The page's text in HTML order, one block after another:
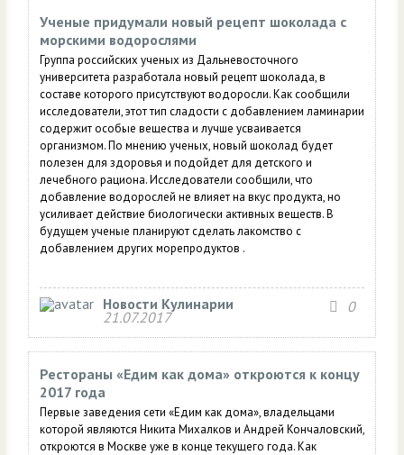
Ученые придумали новый рецепт шоколада с
морскими водорослями
Группа российских ученых из Дальневосточного
университета разработала новый рецепт шоколада, в
составе которого присутствуют водоросли. Как сообщили
исследователи, этот тип сладости с добавлением ламинарии
содержит особые вещества и лучше усваивается
организмом. По мнению ученых, новый шоколад будет
полезен для здоровья и подойдет для детского и
лечебного рациона. Исследователи сообщили, что
добавление водорослей не влияет на вкус продукта, но
усиливает действие биологически активных веществ. В
будущем ученые планируют сделать лакомство с
добавлением других морепродуктов .
Новости Кулинарии
21.07.2017
0
Рестораны «Едим как дома» откроются к концу
2017 года
Первые заведения сети «Едим как дома», владельцами
которой являются Никита Михалков и Андрей Кончаловский,
откроются в Москве уже в конце текущего года. Как